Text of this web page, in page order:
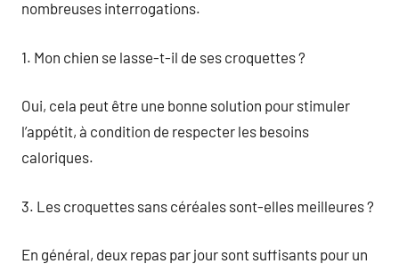
nombreuses interrogations.
1. Mon chien se lasse-t-il de ses croquettes ?
Oui, cela peut être une bonne solution pour stimuler
l’appétit, à condition de respecter les besoins
caloriques.
3. Les croquettes sans céréales sont-elles meilleures ?
En général, deux repas par jour sont suffisants pour un